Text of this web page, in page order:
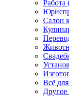
Работа
Салон
Всё
Другое